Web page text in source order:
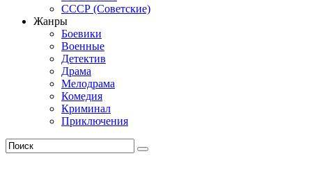
СССР (Советские)
Жанры
Боевики
Военные
Детектив
Драма
Мелодрама
Комедия
Криминал
Приключения